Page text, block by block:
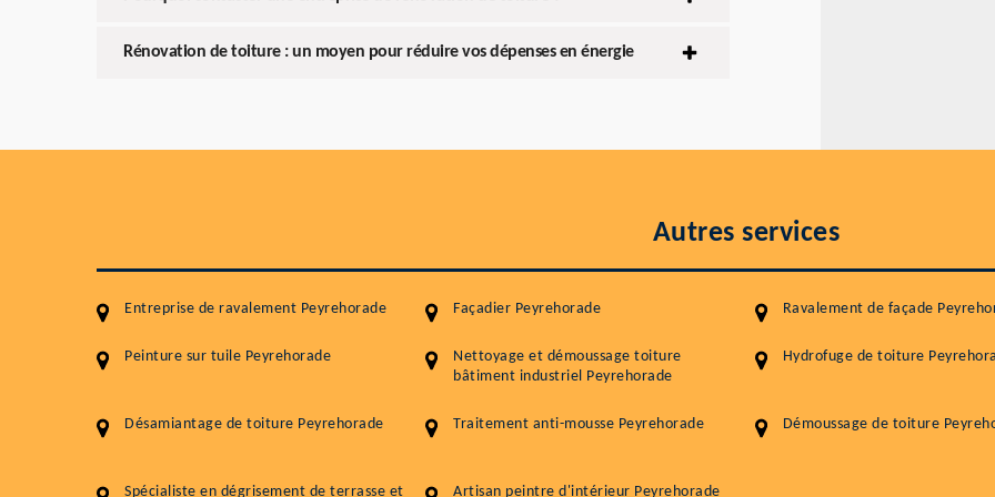
Rénovation de toiture : un moyen pour réduire vos dépenses en énergie
Autres services
Entreprise de ravalement Peyrehorade Façadier Peyrehorade Ravalement de façade
Peinture sur tuile Peyrehorade
Nettoyage et démoussage toiture
bâtiment industriel Peyrehorade
Hydrofuge de toiture
Désamiantage de toiture Peyrehorade Traitement anti-mousse Peyrehorade Démoussage de toiture
Spécialiste en dégrisement de terrasse et Artisan peintre d'intérieur Peyrehorade